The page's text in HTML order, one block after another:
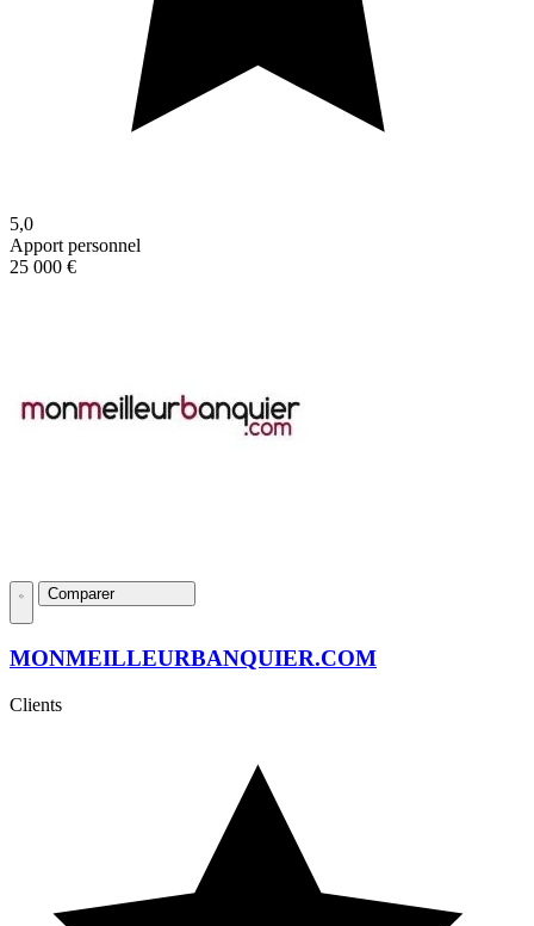
5,0
Apport personnel
25 000 €
Comparer
MONMEILLEURBANQUIER.COM
Clients